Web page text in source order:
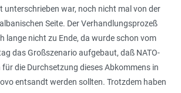
unterschrieben war, noch nicht mal von der
Seite. Der Verhandlungsprozeß
lange nicht zu Ende, da wurde schon vom
das Großszenario aufgebaut, daß NATO-
für die Durchsetzung dieses Abkommens in
entsandt werden sollten. Trotzdem haben